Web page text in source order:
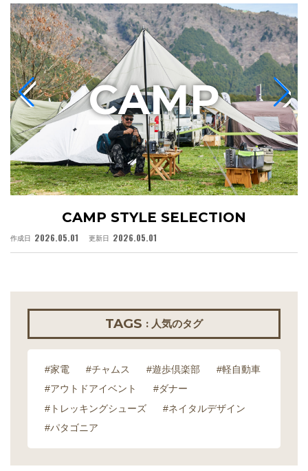
CAMP STYLE SELECTION
作成日 2026.05.01 更新日 2026.05.01
CAMP
TAGS : 人気のタグ
#家電 #チャムス #遊歩倶楽部
#軽自動車
#アウトドアイベント
#ダナー
#トレッキングシューズ
#ネイタルデザイン
#パタゴニア